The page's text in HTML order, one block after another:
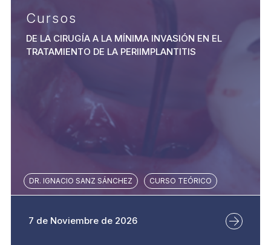
Cursos
DE LA CIRUGÍA A LA MÍNIMA INVASIÓN EN EL
TRATAMIENTO DE LA PERIIMPLANTITIS
DR. IGNACIO SANZ SÁNCHEZ CURSO TEÓRICO
7 de Noviembre de 2026